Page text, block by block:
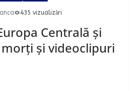
anca 435 vizualizări
Centrală și
și videoclipuri